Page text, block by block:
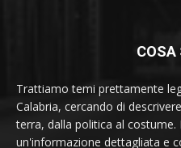
COSA
Trattiamo temi prettamente
Calabria, cercando di
terra, dalla politica al
un'informazione dettagliata e